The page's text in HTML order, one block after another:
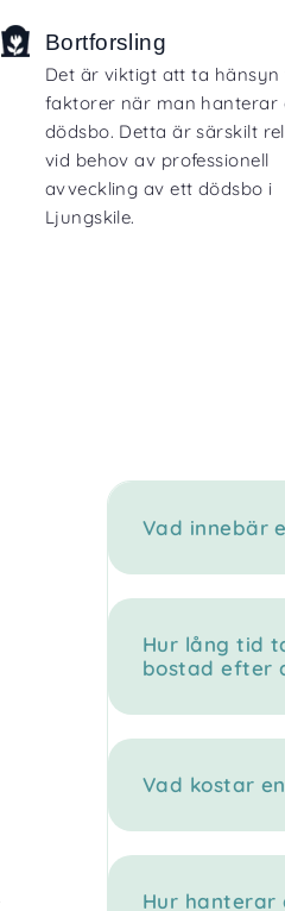
Bortforsling
Det är viktigt att ta hänsyn
faktorer när man hanterar
dödsbo. Detta är särskilt
vid behov av professionell
avveckling av ett dödsbo i
Ljungskile.
Vad innebär
Hur lång tid
bostad efter
Vad kostar
Hur hanterar